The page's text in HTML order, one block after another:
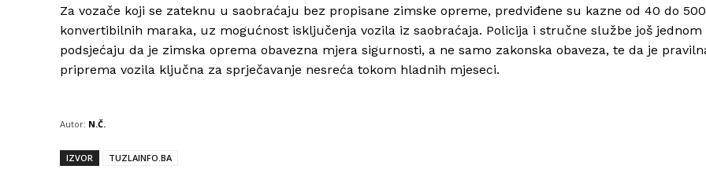
Info
O nama
Za vozače koji se zateknu u saobraćaju bez propisane zimske opreme, predviđene su kazne od 40 do 500
konvertibilnih maraka, uz mogućnost isključenja vozila iz saobraćaja. Policija i stručne službe još jednom
podsjećaju da je zimska oprema obavezna mjera sigurnosti, a ne samo zakonska obaveza, te da je
priprema vozila ključna za sprječavanje nesreća tokom hladnih mjeseci.
Autor: N.Č.
IZVOR TUZLAINFO.BA